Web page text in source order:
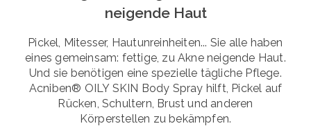
neigende Haut
Pickel, Mitesser, Hautunreinheiten... Sie alle haben
eines gemeinsam: fettige, zu Akne neigende Haut.
Und sie benötigen eine spezielle tägliche Pflege.
Acniben® OILY SKIN Body Spray hilft, Pickel auf
Rücken, Schultern, Brust und anderen
Körperstellen zu bekämpfen.